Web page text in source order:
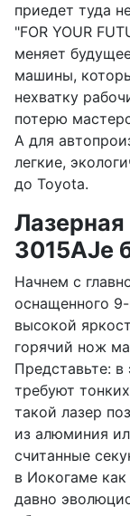
приедет туда
"FOR YOUR
меняет
машины,
нехватку
потерю
А для
легкие,
до Toyota.
3015AJe
Начнем с
оснащенного
высокой
горячий нож
Представьте: в
требуют
такой лазер
из алюминия
считанные
в Иокогаме
давно